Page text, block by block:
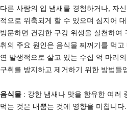
다른 사람의 입 냄새를 경험하거나, 자
적으로 위축되게 할 수 있으며 심지어
방문하면 건강한 구강 위생을 실천하여
취의 주요 원인은 음식물 찌꺼기를 먹
연 발생적으로 살고 있는 수십 억 마리
구취를 방지하고 제거하기 위한 방법들
음식물: 강한 냄새나 맛을 함유한 여러
먹는 것은 내뿜는 것에 영향을 미칩니